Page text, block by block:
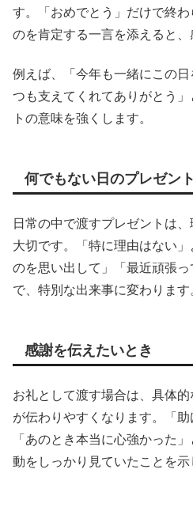
す。「おめでとう」だけで終
のを肯定する一言を添えると、
例えば、「今年も一緒にこの
つも支えてくれてありがとう
トの意味を強くします。
何でもない日のプレゼント
日常の中で渡すプレゼントは
大切です。「特に理由はない
のを思い出して」「最近頑張
で、特別な出来事に変わります
感謝を伝えたいとき
お礼として渡す場合は、具体
が伝わりやすくなります。「助
「あのとき本当に心強かった
動をしっかり見ていたことを示